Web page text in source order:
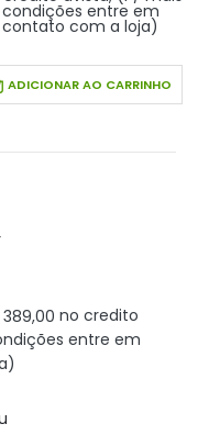
condições entre em
contato com a loja)
ADICIONAR AO CARRINHO
389,00 no credito
entre em